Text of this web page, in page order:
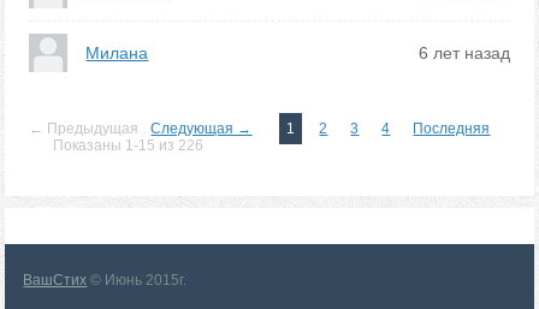
Милана 6 лет назад
← Предыдущая Следующая → 1 2 3 4
Последняя
Показаны 1-15 из 226
ВашСтих © Июнь 2015г.